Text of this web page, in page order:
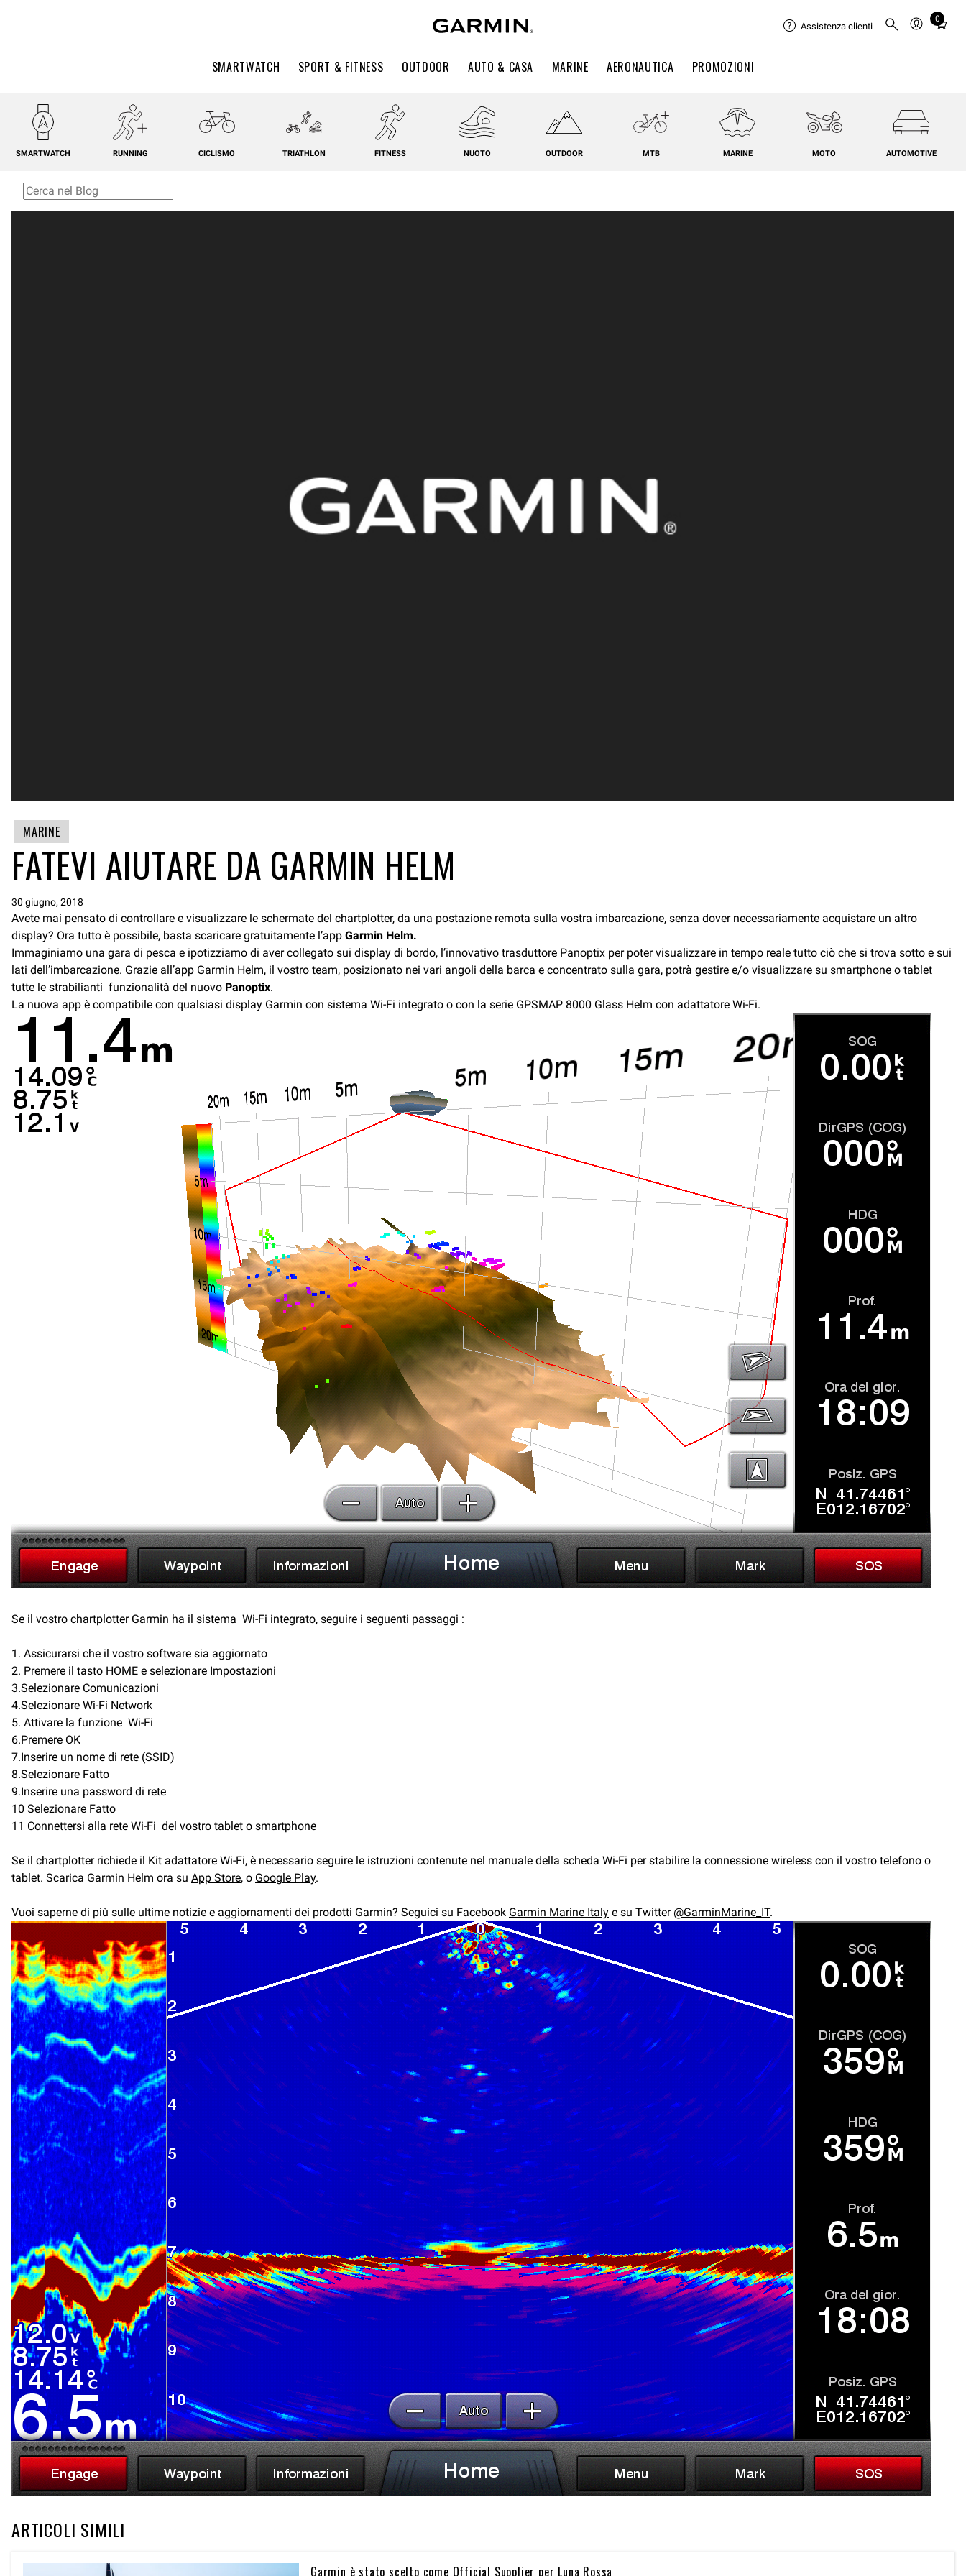
SMARTWATCH SPORT & FITNESS OUTDOOR AUTO & CASA MARINE AERONAUTICA PROMOZIONI
Assistenza clienti
0
Total
in
SMARTWATCH RUNNING CICLISMO TRIATHLON FITNESS NUOTO OUTDOOR MTB MARINE MOTO AUTOMOTIVE
MARINE
FATEVI AIUTARE DA GARMIN HELM
30 giugno, 2018
Avete mai pensato di controllare e visualizzare le schermate del chartplotter, da una postazione remota sulla vostra imbarcazione, senza dover necessariamente acquistare un altro
display? Ora tutto è possibile, basta scaricare gratuitamente l’app Garmin Helm.
Immaginiamo una gara di pesca e ipotizziamo di aver collegato sui display di bordo, l’innovativo trasduttore Panoptix per poter visualizzare in tempo reale tutto ciò che si trova sotto e sui
lati dell’imbarcazione. Grazie all’app Garmin Helm, il vostro team, posizionato nei vari angoli della barca e concentrato sulla gara, potrà gestire e/o visualizzare su smartphone o tablet
tutte le strabilianti funzionalità del nuovo Panoptix.
La nuova app è compatibile con qualsiasi display Garmin con sistema Wi-Fi integrato o con la serie GPSMAP 8000 Glass Helm con adattatore Wi-Fi.
Se il vostro chartplotter Garmin ha il sistema Wi-Fi integrato, seguire i seguenti passaggi :
1. Assicurarsi che il vostro software sia aggiornato
2. Premere il tasto HOME e selezionare Impostazioni
3.Selezionare Comunicazioni
4.Selezionare Wi-Fi Network
5. Attivare la funzione Wi-Fi
6.Premere OK
7.Inserire un nome di rete (SSID)
8.Selezionare Fatto
9.Inserire una password di rete
10 Selezionare Fatto
11 Connettersi alla rete Wi-Fi del vostro tablet o smartphone
Se il chartplotter richiede il Kit adattatore Wi-Fi, è necessario seguire le istruzioni contenute nel manuale della scheda Wi-Fi per stabilire la connessione wireless con il vostro telefono o
tablet. Scarica Garmin Helm ora su App Store, o Google Play.
Vuoi saperne di più sulle ultime notizie e aggiornamenti dei prodotti Garmin? Seguici su Facebook Garmin Marine Italy e su Twitter @GarminMarine_IT.
ARTICOLI SIMILI
Garmin è stato scelto come Official Supplier per Luna Rossa